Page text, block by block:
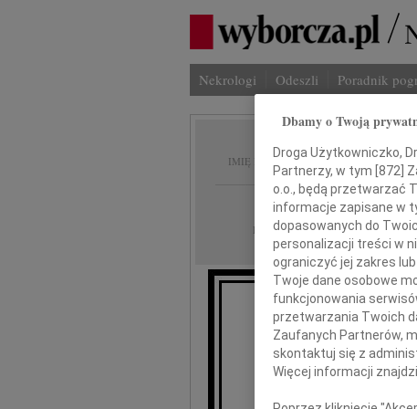
Nekrologi Odeszli Poradnik
IMIĘ I NAZWISKO: Józef
REGION: Katowice
DATA EMISJI: 01.03.2011
Dbamy o Twoją
Droga Użytkowniczko,
Partnerzy, w tym [872]
o.o., będą przetwarzać
informacje zapisane w
dopasowanych do
personalizacji treści w
ograniczyć jej zakres
Twoje dane osobowe
funkcjonowania
przetwarzania Twoich
Zaufanych Partnerów,
skontaktuj się z
Więcej informacji